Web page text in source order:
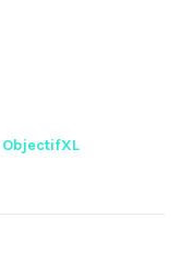
ObjectifXL